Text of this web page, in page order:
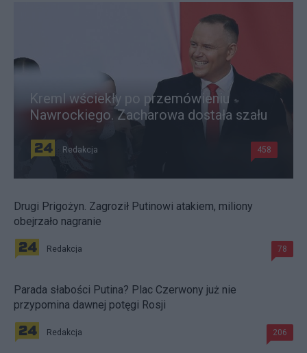
Kreml wściekły po przemówieniu
Nawrockiego. Zacharowa dostała szału
Redakcja 458
Drugi Prigożyn. Zagroził Putinowi atakiem, miliony
obejrzało nagranie
Redakcja 78
Parada słabości Putina? Plac Czerwony już nie
przypomina dawnej potęgi Rosji
Redakcja 206